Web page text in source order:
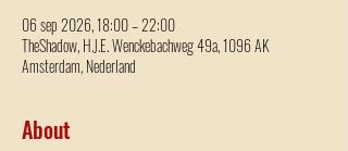
06 sep 2026, 18:00 – 22:00
TheShadow, H.J.E. Wenckebachweg 49a, 1096 AK
Amsterdam, Nederland
About